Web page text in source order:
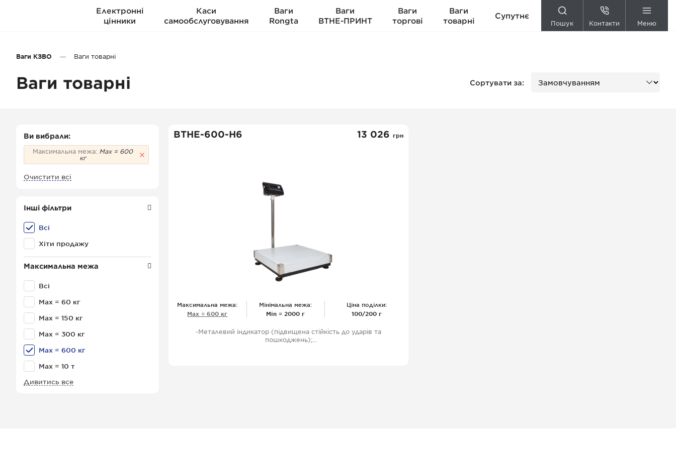
Електронні
цінники
Каси
самообслуговування
Ваги
Rongta
Ваги
ВТНЕ-ПРИНТ
Ваги
торгові
Ваги
товарні
Супутнє
Пошук Контакти Меню
Ваги КЗВО Ваги товарні
Ваги товарні Сортувати за:
Ви вибрали:
Максимальна межа: Мах = 600
кг
Очистити всі
Інші фільтри
Всі
Хіти продажу
Максимальна межа
Всі
Мах = 60 кг
Мах = 150 кг
Мах = 300 кг
Мах = 600 кг
Мах = 10 т
Дивитись все
ВТНЕ-600-Н6 13 026 грн
Максимальна межа:
Мах = 600 кг
Мінімальна межа:
Міn = 2000 г
Ціна поділки:
100/200 г
-Металевий індикатор (підвищена стійкість до ударів та
пошкоджень);